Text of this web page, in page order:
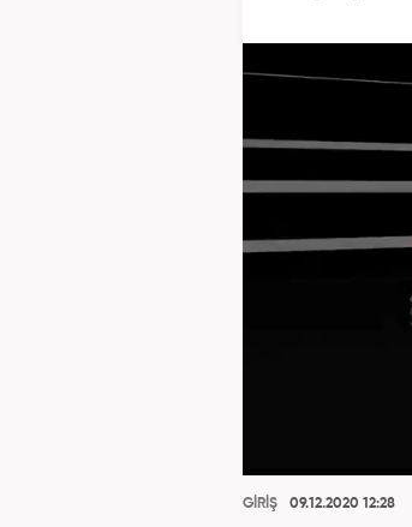
GİRİŞ 09.12.2020 12:28